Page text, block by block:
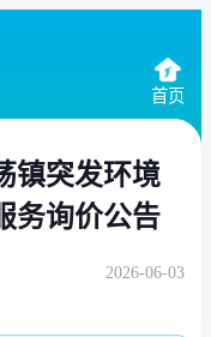
首页
镇突发环境
务询价公告
2026-06-03